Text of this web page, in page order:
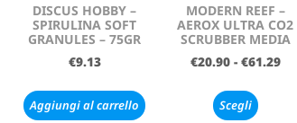
DISCUS HOBBY –
SPIRULINA SOFT
GRANULES – 75GR
€9.13
Aggiungi al carrello
MODERN REEF –
AEROX ULTRA CO2
SCRUBBER MEDIA
€20.90 - €61.29
Scegli